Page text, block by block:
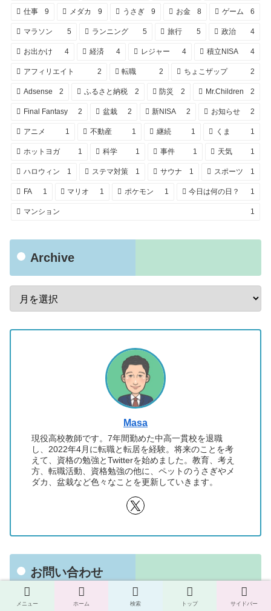
仕事 9 メダカ 9 うさぎ 9 お金 8 ゲーム 6
マラソン 5 ランニング 5 旅行 5 政治 4
お出かけ 4 経済 4 レジャー 4 積立NISA 4
アフィリエイト 2 転職 2 ちょこザップ 2
Adsense 2 ふるさと納税 2 防災 2 Mr.Children 2
Final Fantasy 2 盆栽 2 新NISA 2 お知らせ 2
アニメ 1 不動産 1 継続 1 くま 1
ホットヨガ 1 科学 1 事件 1 天気 1
ハロウィン 1 ステマ対策 1 サウナ 1 スポーツ 1
FA 1 マリオ 1 ポケモン 1 今日は何の日？ 1
マンション 1
Archive
Masa
現役高校教師です。7年間勤めた中高一貫校を退職
し、2022年4月に転職と転居を経験。将来のことを考
えて、資格の勉強とTwitterを始めました。教育、考え
方、転職活動、資格勉強の他に、ペットのうさぎやメ
ダカ、盆栽など色々なことを更新していきます。
お問い合わせ
お名前
メニュー ホーム 検索 トップ サイドバー